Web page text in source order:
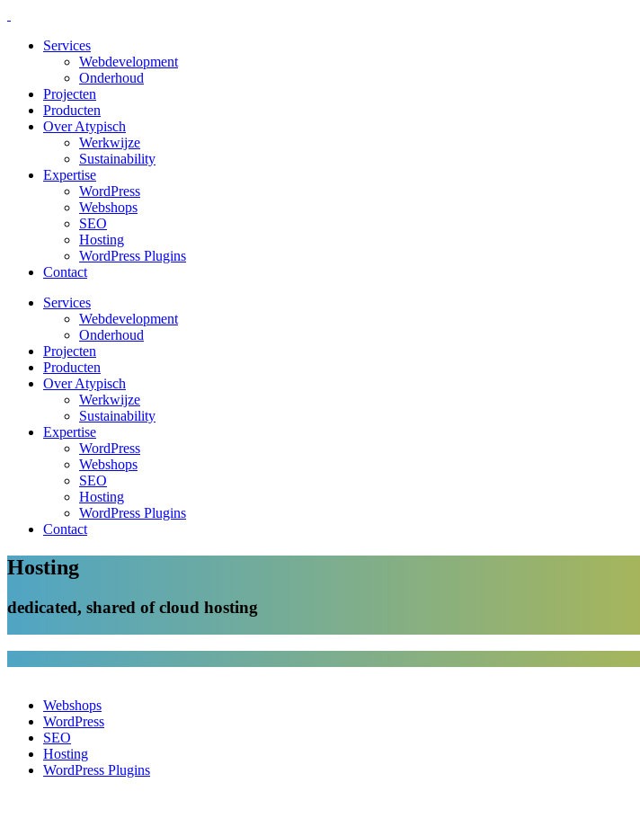
Services
Webdevelopment
Onderhoud
Projecten
Producten
Over Atypisch
Werkwijze
Sustainability
Expertise
WordPress
Webshops
SEO
Hosting
WordPress Plugins
Contact
Services
Webdevelopment
Onderhoud
Projecten
Producten
Over Atypisch
Werkwijze
Sustainability
Expertise
WordPress
Webshops
SEO
Hosting
WordPress Plugins
Contact
Hosting
dedicated, shared of cloud hosting
Webshops
WordPress
SEO
Hosting
WordPress Plugins